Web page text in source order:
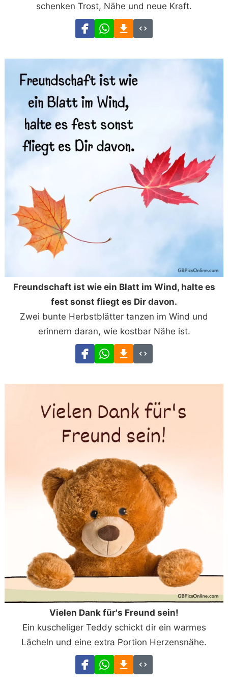
schenken Trost, Nähe und neue Kraft.
Freundschaft ist wie ein Blatt im Wind, halte es
fest sonst fliegt es Dir davon.
Zwei bunte Herbstblätter tanzen im Wind und
erinnern daran, wie kostbar Nähe ist.
Vielen Dank für's Freund sein!
Ein kuscheliger Teddy schickt dir ein warmes
Lächeln und eine extra Portion Herzensnähe.